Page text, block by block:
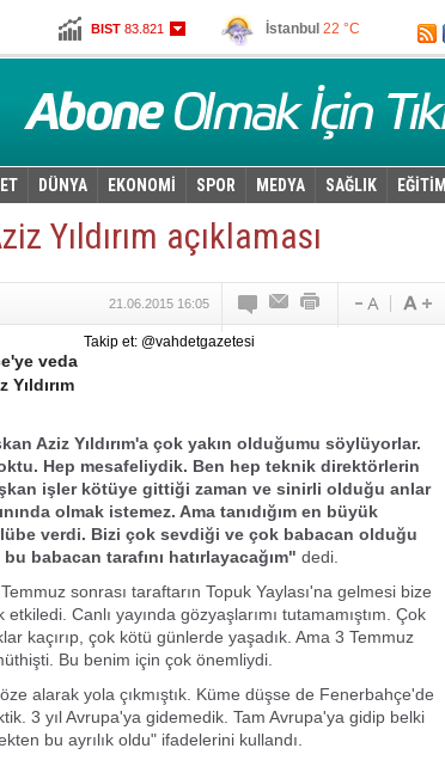
BIST 83.821
Altın100,840
Euro 2,9785
İstanbul 22 °C
Ankara20 °C
DÜNYA EKONOMİ SPOR MEDYA SAĞLIK EĞİTİM
Yıldırım açıklaması
21.06.2015 16:05
veda
Aziz Yıldırım'a çok yakın olduğumu söylüyorlar.
Hep mesafeliydik. Ben hep teknik direktörlerin
işler kötüye gittiği zaman ve sinirli olduğu anlar
olmak istemez. Ama tanıdığım en büyük
verdi. Bizi çok sevdiği ve çok babacan olduğu
babacan tarafını hatırlayacağım" dedi.
sonrası taraftarın Topuk Yaylası'na gelmesi bize
Canlı yayında gözyaşlarımı tutamamıştım. Çok
kaçırıp, çok kötü günlerde yaşadık. Ama 3 Temmuz
Bu benim için çok önemliydi.
alarak yola çıkmıştık. Küme düşse de Fenerbahçe'de
3 yıl Avrupa'ya gidemedik. Tam Avrupa'ya gidip belki
bu ayrılık oldu" ifadelerini kullandı.
Takip et: @vahdetgazetesi